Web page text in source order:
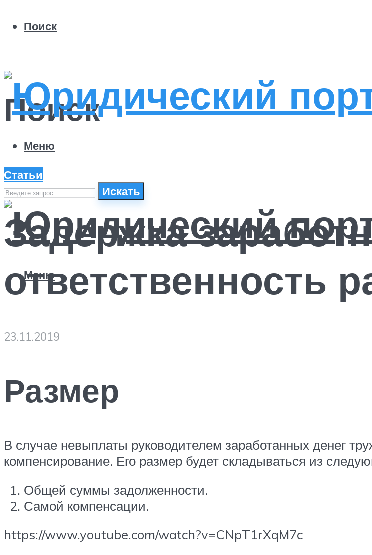
Поиск
Поиск
Искать
Меню
Меню
Статьи
Задержка
ответственность
23.11.2019
Размер
В случае невыплаты руководителем заработанных денег
компенсирование. Его размер будет складываться из
Общей суммы задолженности.
Самой компенсации.
https://www.youtube.com/watch?v=CNpT1rXqM7c